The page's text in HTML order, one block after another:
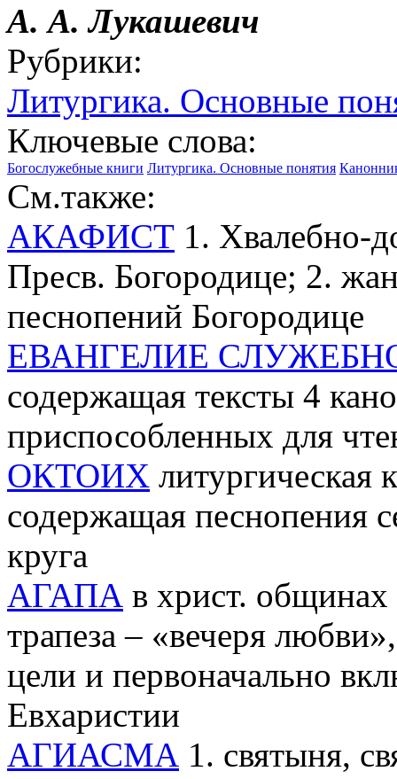
А. А. Лукашевич
Рубрики:
Литургика. Основные
Ключевые слова:
Богослужебные книги Литургика. Основные понятия
См.также:
АКАФИСТ 1. Хвалебно-
Пресв. Богородице; 2.
песнопений Богородице
ЕВАНГЕЛИЕ
содержащая тексты 4
приспособленных для
ОКТОИХ литургическая
содержащая песнопения
круга
АГАПА в христ. общинах
трапеза – «вечеря
цели и первоначально
Евхаристии
АГИАСМА 1. святыня,